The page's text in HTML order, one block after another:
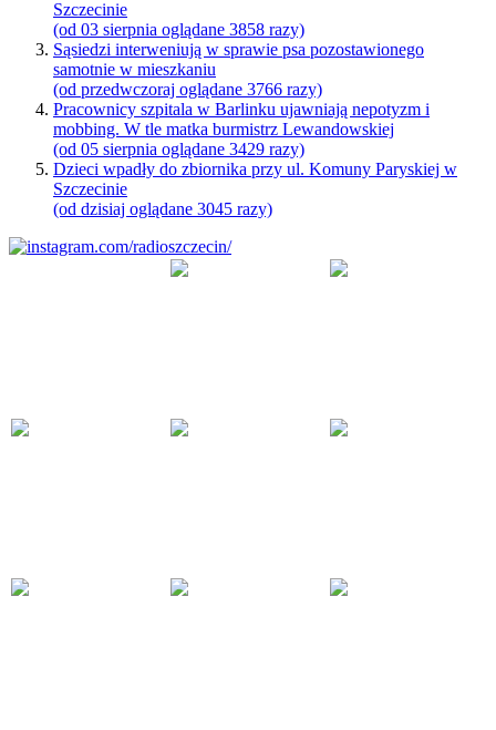
Szczecinie
(od 03 sierpnia oglądane 3858 razy)
Sąsiedzi interweniują w sprawie psa pozostawionego
samotnie w mieszkaniu
(od przedwczoraj oglądane 3766 razy)
Pracownicy szpitala w Barlinku ujawniają nepotyzm i
mobbing. W tle matka burmistrz Lewandowskiej
(od 05 sierpnia oglądane 3429 razy)
Dzieci wpadły do zbiornika przy ul. Komuny Paryskiej w
Szczecinie
(od dzisiaj oglądane 3045 razy)